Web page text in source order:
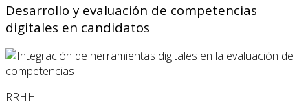
Desarrollo y evaluación de competencias
digitales en candidatos
RRHH